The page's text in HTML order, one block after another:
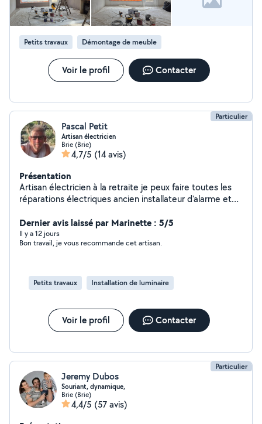
Petits travaux Démontage de meuble
Voir le profil Contacter
Particulier
Pascal Petit
Artisan électricien
Brie (Brie)
4,7/5 (14 avis)
Présentation
Artisan électricien à la retraite je peux faire toutes les
réparations électriques ancien installateur d'alarme et
Dernier avis laissé par Marinette : 5/5
Il y a 12 jours
Bon travail, je vous recommande cet artisan.
Petits travaux Installation de luminaire
Voir le profil Contacter
Particulier
Jeremy Dubos
Souriant, dynamique,
Brie (Brie)
4,4/5 (57 avis)